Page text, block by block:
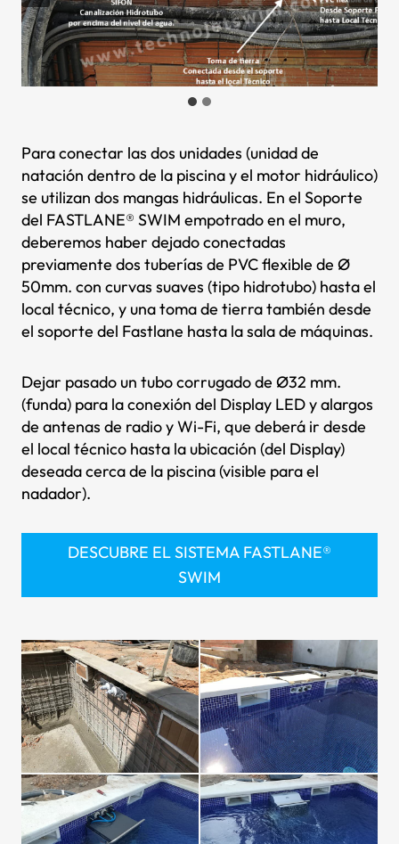
Para conectar las dos unidades (unidad de
natación dentro de la piscina y el motor hidráulico)
se utilizan dos mangas hidráulicas. En el Soporte
del FASTLANE® SWIM empotrado en el muro,
deberemos haber dejado conectadas
previamente dos tuberías de PVC flexible de Ø
50mm. con curvas suaves (tipo hidrotubo) hasta el
local técnico, y una toma de tierra también desde
el soporte del Fastlane hasta la sala de máquinas.
Dejar pasado un tubo corrugado de Ø32 mm.
(funda) para la conexión del Display LED y alargos
de antenas de radio y Wi-Fi, que deberá ir desde
el local técnico hasta la ubicación (del Display)
deseada cerca de la piscina (visible para el
nadador).
DESCUBRE EL SISTEMA FASTLANE®
SWIM